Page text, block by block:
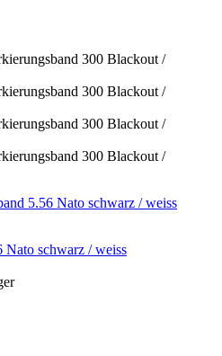
Nato schwarz / weiss